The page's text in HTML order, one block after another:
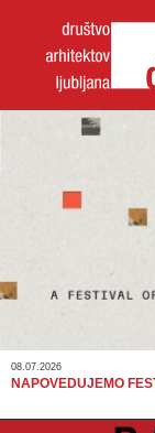
08.07.2026
NAPOVEDUJEMO